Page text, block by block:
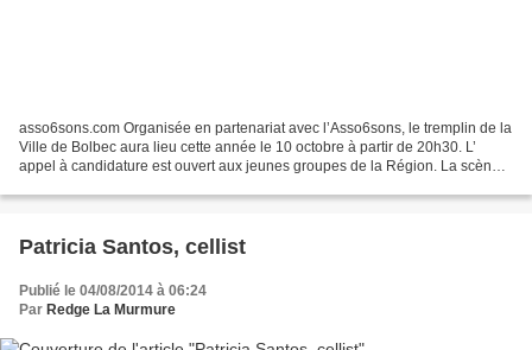
asso6sons.com Organisée en partenariat avec l’Asso6sons, le tremplin de la
Ville de Bolbec aura lieu cette année le 10 octobre à partir de 20h30. L’
appel à candidature est ouvert aux jeunes groupes de la Région. La scène
Patricia Santos, cellist
Publié le 04/08/2014 à 06:24
Par Redge La Murmure